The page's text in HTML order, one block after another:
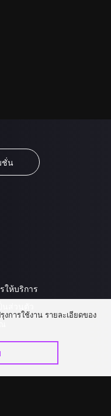
ชั่น
ให้บริการ
งการใช้งาน รายละเอียดของ